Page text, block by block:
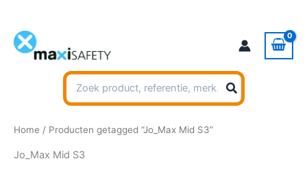
inhoud
Zoeken
naar:
Home / Producten getagged “Jo_Max Mid S3”
Jo_Max Mid S3